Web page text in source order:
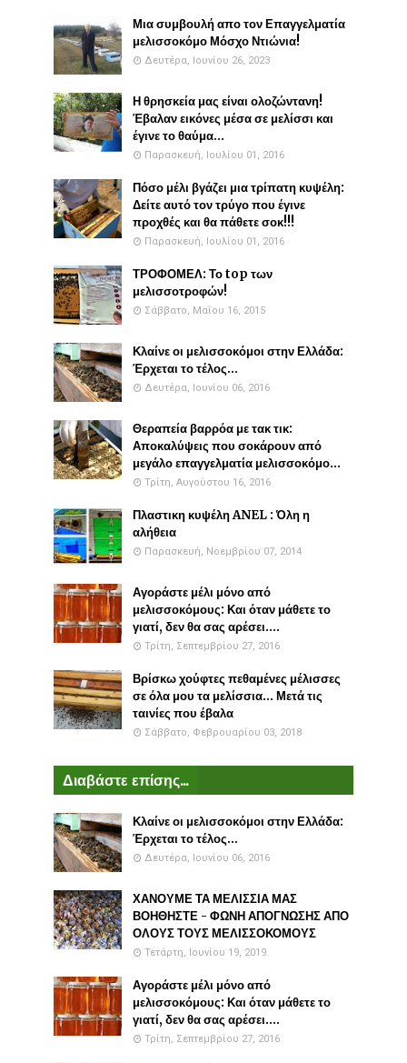
Μια συμβουλή απο τον Επαγγελματία
μελισσοκόμο Μόσχο Ντιώνια!
Δευτέρα, Ιουνίου 26, 2023
Η θρησκεία μας είναι ολοζώντανη!
Έβαλαν εικόνες μέσα σε μελίσσι και
έγινε το θαύμα...
Παρασκευή, Ιουλίου 01, 2016
Πόσο μέλι βγάζει μια τρίπατη κυψέλη:
Δείτε αυτό τον τρύγο που έγινε
προχθές και θα πάθετε σοκ!!!
Παρασκευή, Ιουλίου 01, 2016
ΤΡΟΦΟΜΕΛ: Το top των
μελισσοτροφών!
Σάββατο, Μαΐου 16, 2015
Κλαίνε οι μελισσοκόμοι στην Ελλάδα:
Έρχεται το τέλος...
Δευτέρα, Ιουνίου 06, 2016
Θεραπεία βαρρόα με τακ τικ:
Αποκαλύψεις που σοκάρουν από
μεγάλο επαγγελματία μελισσοκόμο...
Τρίτη, Αυγούστου 16, 2016
Πλαστικη κυψέλη ANEL : Όλη η
αλήθεια
Παρασκευή, Νοεμβρίου 07, 2014
Αγοράστε μέλι μόνο από
μελισσοκόμους: Και όταν μάθετε το
γιατί, δεν θα σας αρέσει....
Τρίτη, Σεπτεμβρίου 27, 2016
Βρίσκω χούφτες πεθαμένες μέλισσες
σε όλα μου τα μελίσσια... Μετά τις
ταινίες που έβαλα
Σάββατο, Φεβρουαρίου 03, 2018
Διαβάστε επίσης...
Κλαίνε οι μελισσοκόμοι στην Ελλάδα:
Έρχεται το τέλος...
Δευτέρα, Ιουνίου 06, 2016
ΧΑΝΟΥΜΕ ΤΑ ΜΕΛΙΣΣΙΑ ΜΑΣ
ΒΟΗΘΗΣΤΕ - ΦΩΝΗ ΑΠΟΓΝΩΣΗΣ ΑΠΟ
ΟΛΟΥΣ ΤΟΥΣ ΜΕΛΙΣΣΟΚΟΜΟΥΣ
Τετάρτη, Ιουνίου 19, 2019
Αγοράστε μέλι μόνο από
μελισσοκόμους: Και όταν μάθετε το
γιατί, δεν θα σας αρέσει....
Τρίτη, Σεπτεμβρίου 27, 2016